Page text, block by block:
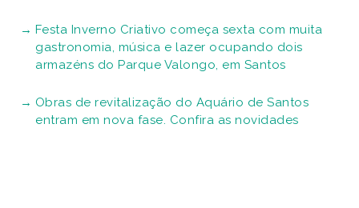
Festa Inverno Criativo começa sexta com muita
gastronomia, música e lazer ocupando dois
armazéns do Parque Valongo, em Santos
Obras de revitalização do Aquário de Santos
entram em nova fase. Confira as novidades